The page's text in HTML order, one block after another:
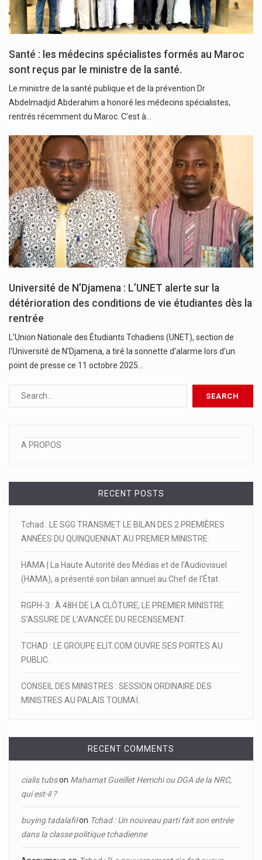
Santé : les médecins spécialistes formés au Maroc
sont reçus par le ministre de la santé.
Le ministre de la santé publique et de la prévention Dr
Abdelmadjid Abderahim a honoré les médecins spécialistes,
rentrés récemment du Maroc. C’est à…
Université de N’Djamena : L’UNET alerte sur la
détérioration des conditions de vie étudiantes dès la
rentrée
L'Union Nationale des Étudiants Tchadiens (UNET), section de
l'Université de N'Djamena, a tiré la sonnette d'alarme lors d'un
point de presse ce 11 octobre 2025…
A PROPOS
RECENT POSTS
Tchad : LE SGG TRANSMET LE BILAN DES 2 PREMIÈRES
ANNÉES DU QUINQUENNAT AU PREMIER MINISTRE.
HAMA | La Haute Autorité des Médias et de l’Audiovisuel
(HAMA), a présenté son bilan annuel au Chef de l’État.
RGPH-3 : À 48H DE LA CLÔTURE, LE PREMIER MINISTRE
S’ASSURE DE L’AVANCÉE DU RECENSEMENT.
TCHAD : LE GROUPE ELIT.COM OUVRE SES PORTES AU
PUBLIC.
CONSEIL DES MINISTRES : SESSION ORDINAIRE DES
MINISTRES AU PALAIS TOUMAÏ.
RECENT COMMENTS
cialis tubson Mahamat Gueillet Hemchi ou DGA de la NRC,
qui est-il ?
buying tadalafilon Tchad : Un nouveau parti fait son entrée
dans la classe politique tchadienne